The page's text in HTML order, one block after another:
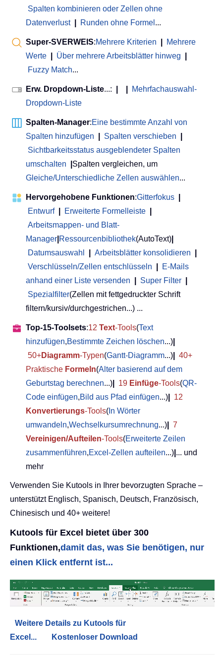
Spalten kombinieren oder Zellen ohne
Datenverlust
Runden ohne Formel ...
Super-SVERWEIS:Mehrere Kriterien
Mehrere
Werte
Über mehrere Arbeitsblätter hinweg
Fuzzy Match...
Erw. Dropdown-Liste...:
Mehrfachauswahl-
Dropdown-Liste
Spalten-Manager:Eine bestimmte Anzahl von
Spalten hinzufügen
Spalten verschieben
Sichtbarkeitsstatus ausgeblendeter Spalten
umschalten
Spalten vergleichen, um
Gleiche/Unterschiedliche Zellen auswählen...
Hervorgehobene Funktionen:Gitterfokus
Entwurf
Erweiterte Formelleiste
Arbeitsmappen- und Blatt-
Manager Ressourcenbibliothek(AutoText)
Datumsauswahl
Arbeitsblätter konsolidieren
Verschlüsseln/Zellen entschlüsseln
E-Mails
anhand einer Liste versenden
Super Filter
Spezialfilter(Zellen mit fettgedruckter Schrift
filtern/kursiv/durchgestrichen...) ...
Top-15-Toolsets:12 Text-Tools(Text
hinzufügen,Bestimmte Zeichen löschen...)
50+Diagramm-Typen(Gantt-Diagramm...)
40+
Praktische Formeln(Alter basierend auf dem
Geburtstag berechnen...) 19 Einfüge-Tools(QR-
Code einfügen,Bild aus Pfad einfügen...)
12
Konvertierungs-Tools( In Wörter
umwandeln,Wechselkursumrechnung...)
7
Vereinigen/Aufteilen-Tools(Erweiterte Zeilen
zusammenführen,Excel-Zellen aufteilen...) ... und
mehr
Verwenden Sie Kutools in Ihrer bevorzugten Sprache –
unterstützt Englisch, Spanisch, Deutsch, Französisch,
Chinesisch und 40+ weitere!
Kutools für Excel bietet über 300
Funktionen,damit das, was Sie benötigen, nur
einen Klick entfernt ist...
Weitere Details zu Kutools für
Excel...
Kostenloser Download